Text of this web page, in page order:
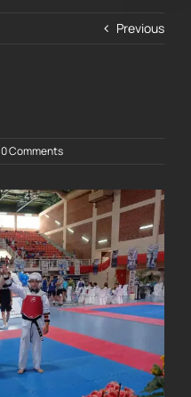
Previous
0 Comments